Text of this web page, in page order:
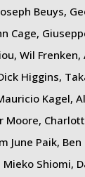
Beuys,
Cage,
Wil Frenken,
Higgins,
Kagel,
Moore,
June Paik,
Shiomi,